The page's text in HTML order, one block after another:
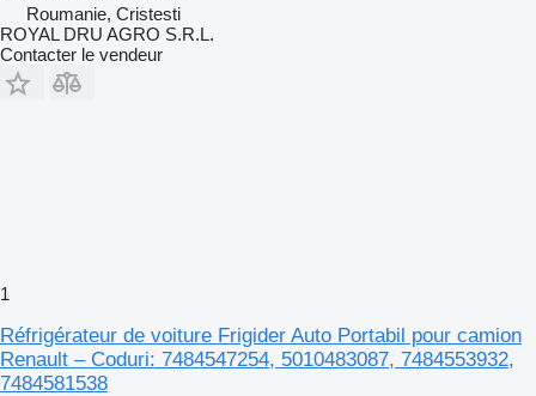
Roumanie, Cristesti
ROYAL DRU AGRO S.R.L.
Contacter le vendeur
1
Réfrigérateur de voiture Frigider Auto Portabil pour camion
Renault – Coduri: 7484547254, 5010483087, 7484553932,
7484581538